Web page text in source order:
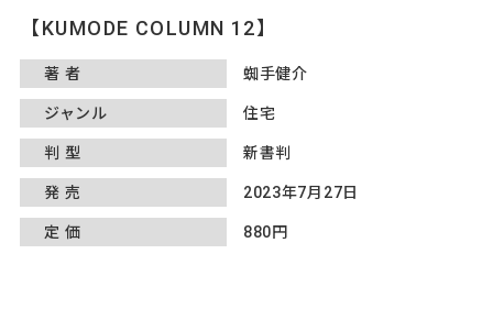
KUMODE COLUMN 12
著者 蜘手健介
ジャンル 住宅
判型 新書判
発売 2023年7月27日
定価 880円